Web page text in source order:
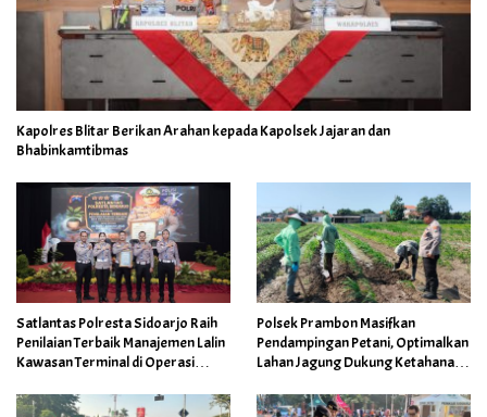
Kapolres Blitar Berikan Arahan kepada Kapolsek Jajaran dan
Bhabinkamtibmas
Satlantas Polresta Sidoarjo Raih
Penilaian Terbaik Manajemen Lalin
Kawasan Terminal di Operasi
Polsek Prambon Masifkan
Pendampingan Petani, Optimalkan
Lahan Jagung Dukung Ketahanan